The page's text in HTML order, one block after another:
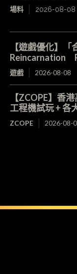
場料 2026-08-08
【遊戲優化】
Reincarnation
遊戲 2026-08-08
【ZCOPE】香
工程機試玩 + 各
ZCOPE 2026-08-